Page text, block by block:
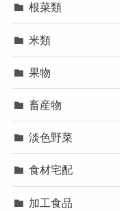
根菜類
米類
果物
畜産物
淡色野菜
食材宅配
加工食品